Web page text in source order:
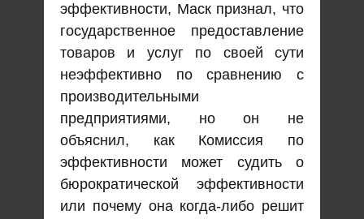
эффективности, Маск признал, что
государственное предоставление
товаров и услуг по своей сути
неэффективно по сравнению с
производительными
предприятиями, но он не
объяснил, как Комиссия по
эффективности может судить о
бюрократической эффективности
или почему она когда-либо решит